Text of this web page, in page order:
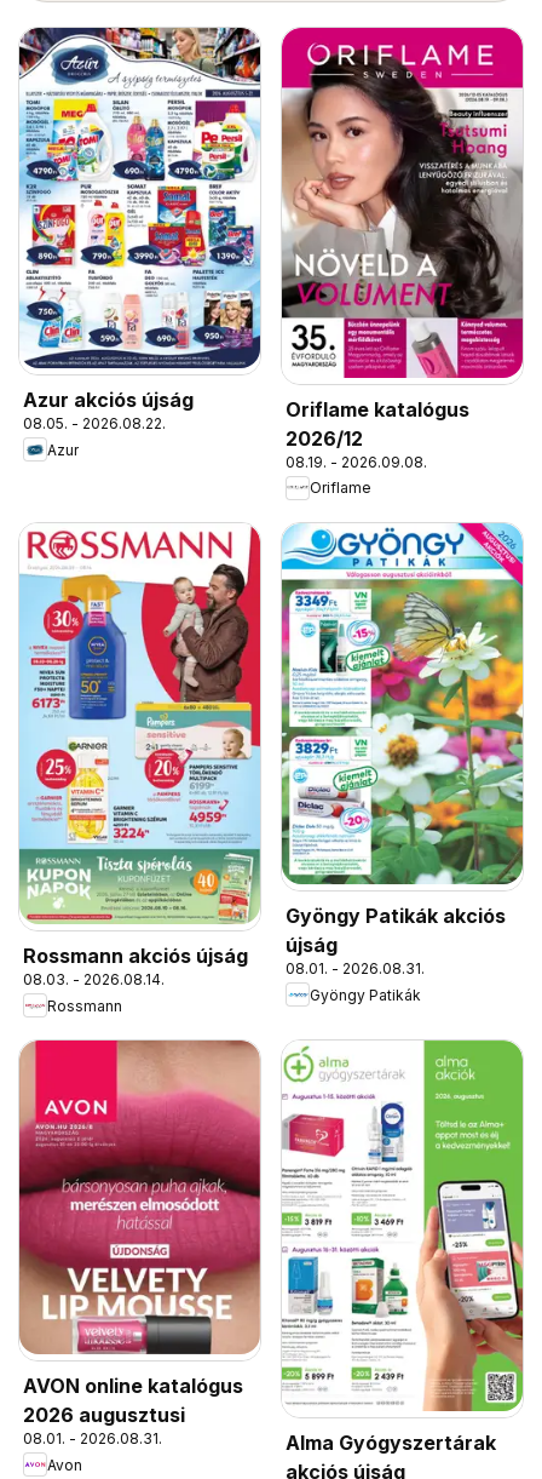
Azur akciós újság
08.05. - 2026.08.22.
Azur
Oriflame katalógus
2026/12
08.19. - 2026.09.08.
Oriflame
Rossmann akciós újság
08.03. - 2026.08.14.
Rossmann
Gyöngy Patikák akciós
újság
08.01. - 2026.08.31.
Gyöngy Patikák
AVON online katalógus
2026 augusztusi
08.01. - 2026.08.31.
Avon
Alma Gyógyszertárak
akciós újság